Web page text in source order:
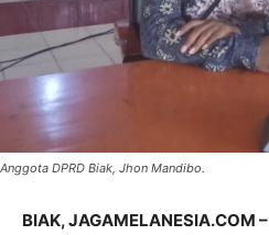
Anggota DPRD Biak, Jhon Mandibo.
BIAK, JAGAMELANESIA.COM –